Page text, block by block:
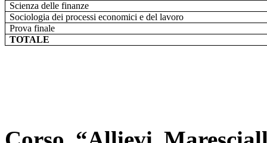
Scienza delle finanze
Sociologia dei processi economici e del lavoro
Prova finale
TOTALE